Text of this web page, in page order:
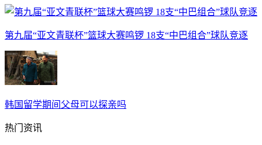
第九届“亚文青联杯”篮球大赛鸣锣 18支“中巴组合”球队竞逐
韩国留学期间父母可以探亲吗
热门资讯